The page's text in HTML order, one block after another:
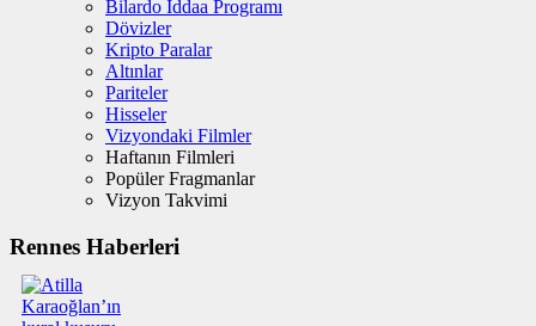
Bilardo İddaa Programı
Dövizler
Kripto Paralar
Altınlar
Pariteler
Hisseler
Vizyondaki Filmler
Haftanın Filmleri
Popüler Fragmanlar
Vizyon Takvimi
Rennes Haberleri